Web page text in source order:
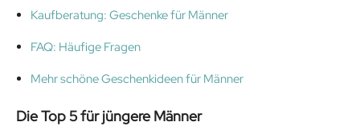
Kaufberatung: Geschenke für Männer
FAQ: Häufige Fragen
Mehr schöne Geschenkideen für Männer
Die Top 5 für jüngere Männer